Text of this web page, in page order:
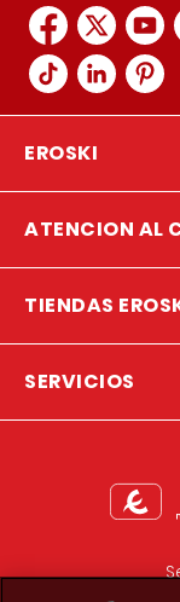
EROSKI
ATENCION AL
TIENDAS
SERVICIOS